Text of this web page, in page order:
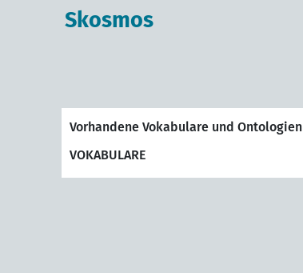
Skosmos
Vorhandene Vokabulare und Ontologien
VOKABULARE